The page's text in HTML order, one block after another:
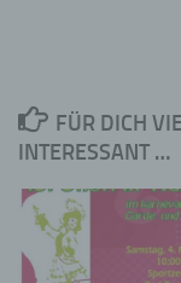
FÜR DICH
INTERESSANT …